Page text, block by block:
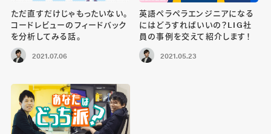
ただ直すだけじゃもったいない。
コードレビューのフィードバック
を分析してみる話。
2021.07.06
英語ペラペラエンジニアになる
にはどうすればいいの？LIG社
員の事例を交えて紹介します！
2021.05.23